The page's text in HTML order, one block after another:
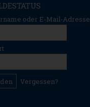
oder E-Mail-Adresse
Vergessen?